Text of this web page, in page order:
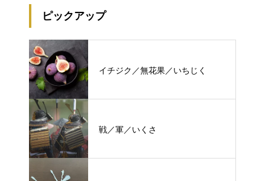
ピックアップ
イチジク／無花果／いちじく
戦／軍／いくさ